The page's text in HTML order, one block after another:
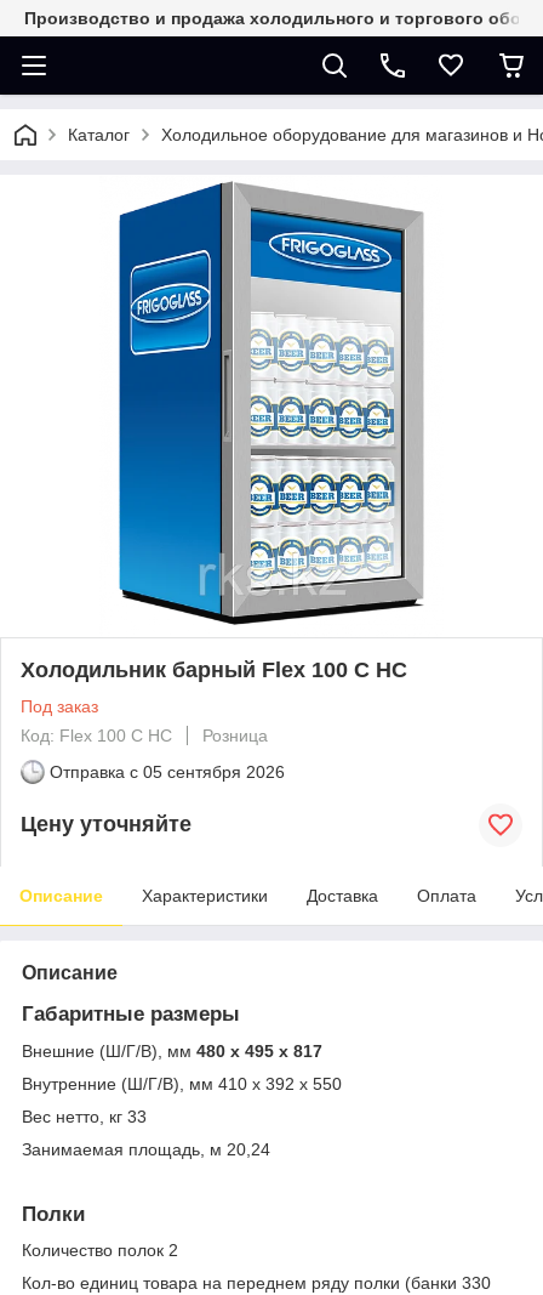
Производство и продажа холодильного и торгового
Каталог Холодильное оборудование для магазинов и
Холодильник барный Flex 100 C HC
Под заказ
Код: Flex 100 C HC
Розница
Отправка с 05 сентября 2026
Цену уточняйте
Описание Характеристики Доставка Оплата
Описание
Габаритные размеры
Внешние (Ш/Г/В), мм 480 x 495 x 817
Внутренние (Ш/Г/В), мм 410 x 392 x 550
Вес нетто, кг 33
Занимаемая площадь, м 20,24
Полки
Количество полок 2
Кол-во единиц товара на переднем ряду полки (банки 330